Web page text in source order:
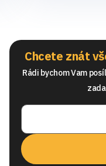
Chcete znát
Rádi bychom Vam